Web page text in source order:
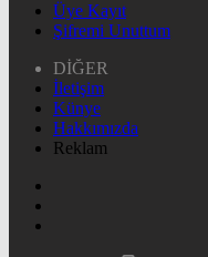
Üye Kayıt
Şifremi Unuttum
DİĞER
İletişim
Künye
Hakkımızda
Reklam